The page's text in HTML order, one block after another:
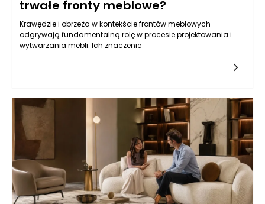
trwałe fronty meblowe?
Krawędzie i obrzeża w kontekście frontów meblowych
odgrywają fundamentalną rolę w procesie projektowania i
wytwarzania mebli. Ich znaczenie